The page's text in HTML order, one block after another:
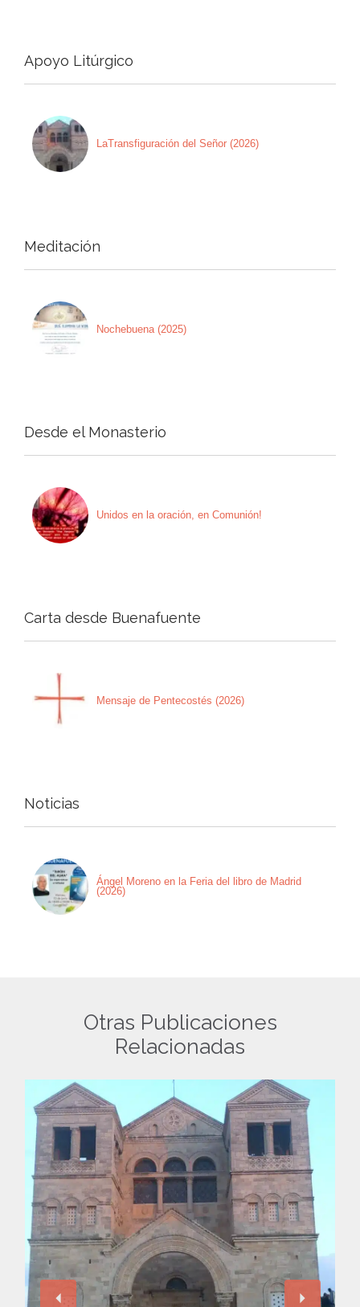
Apoyo Litúrgico
LaTransfiguración del Señor (2026)
Meditación
Nochebuena (2025)
Desde el Monasterio
Unidos en la oración, en Comunión!
Carta desde Buenafuente
Mensaje de Pentecostés (2026)
Noticias
Ángel Moreno en la Feria del libro de Madrid
(2026)
Otras Publicaciones
Relacionadas